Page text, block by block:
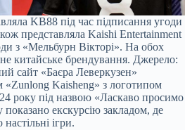
KB88 під час підписання угоди
представляла Kaishi Entertainment
з «Мельбурн Вікторі». На обох
китайське брендування. Джерело:
сайт «Баєра Леверкузен»
«Zunlong Kaisheng» з логотипом
року під назвою «Ласкаво просимо
екскурсію закладом, де
ігри.